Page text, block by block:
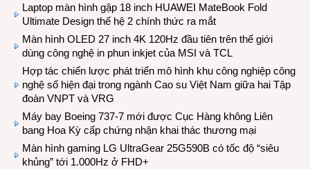
Laptop màn hình gập 18 inch HUAWEI MateBook Fold
Ultimate Design thế hệ 2 chính thức ra mắt
Màn hình OLED 27 inch 4K 120Hz đầu tiên trên thế giới
dùng công nghệ in phun inkjet của MSI và TCL
Hợp tác chiến lược phát triển mô hình khu công nghiệp công
nghệ số hiện đại trong ngành Cao su Việt Nam giữa hai Tập
đoàn VNPT và VRG
Máy bay Boeing 737-7 mới được Cục Hàng không Liên
bang Hoa Kỳ cấp chứng nhận khai thác thương mại
Màn hình gaming LG UltraGear 25G590B có tốc độ “siêu
khủng” tới 1.000Hz ở FHD+